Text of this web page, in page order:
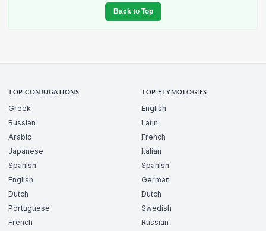
Back to Top
TOP CONJUGATIONS
Greek
Russian
Arabic
Japanese
Spanish
English
Dutch
Portuguese
French
TOP ETYMOLOGIES
English
Latin
French
Italian
Spanish
German
Dutch
Swedish
Russian